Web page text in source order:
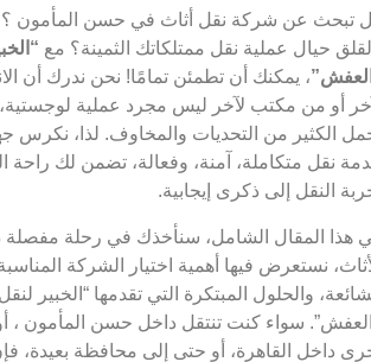
تبحث عن شركة نقل أثاث في حسن المأمون ؟
حيال عملية نقل ممتلكاتك الثمينة؟ مع
، يمكنك أن تطمئن تمامًا! نحن ندرك أن
أو من مكتب لآخر ليس مجرد عملية
الكثير من التحديات والمخاوف. لذا، نكرس
نقل متكاملة، آمنة، وفعالة، تضمن لك راحة
النقل إلى ذكرى إيجابية.
هذا المقال الشامل، سنأخذك في رحلة مفصلة
نستعرض فيها أهمية اختيار الشركة
والحلول المبتكرة التي تقدمها “الخبير
سواء كنت تنتقل داخل حسن المأمون ،
داخل القاهرة، أو حتى إلى محافظة بعيدة،